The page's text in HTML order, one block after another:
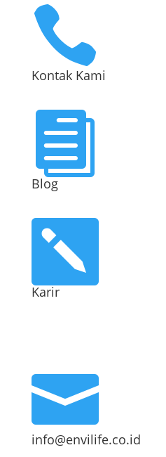

Kontak Kami

Blog

Karir

info@envilife.co.id